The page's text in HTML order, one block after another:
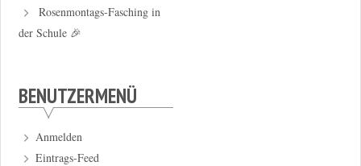
Rosenmontags-Fasching in
der Schule 🎉
BENUTZERMENÜ
Anmelden
Eintrags-Feed